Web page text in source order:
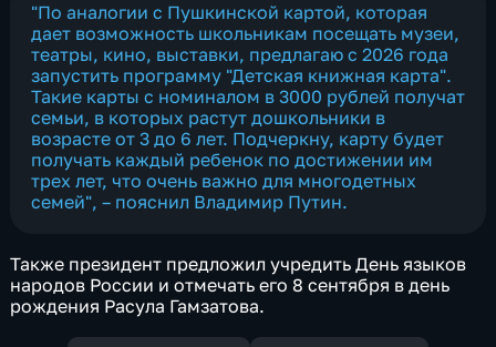
"По аналогии с Пушкинской картой, которая
дает возможность школьникам посещать музеи,
театры, кино, выставки, предлагаю с 2026 года
запустить программу "Детская книжная карта".
Такие карты с номиналом в 3000 рублей получат
семьи, в которых растут дошкольники в
возрасте от 3 до 6 лет. Подчеркну, карту будет
получать каждый ребенок по достижении им
трех лет, что очень важно для многодетных
семей", – пояснил Владимир Путин.
Также президент предложил учредить День языков
народов России и отмечать его 8 сентября в день
рождения Расула Гамзатова.